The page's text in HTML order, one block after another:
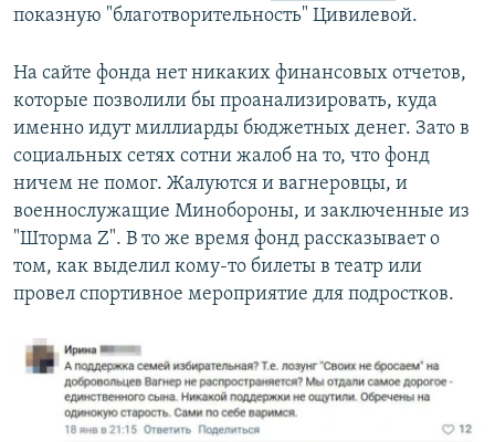
показную "благотворительность" Цивилевой.
На сайте фонда нет никаких финансовых отчетов,
которые позволили бы проанализировать, куда
именно идут миллиарды бюджетных денег. Зато в
социальных сетях сотни жалоб на то, что фонд
ничем не помог. Жалуются и вагнеровцы, и
военнослужащие Минобороны, и заключенные из
"Шторма Z". В то же время фонд рассказывает о
том, как выделил кому-то билеты в театр или
провел спортивное мероприятие для подростков.